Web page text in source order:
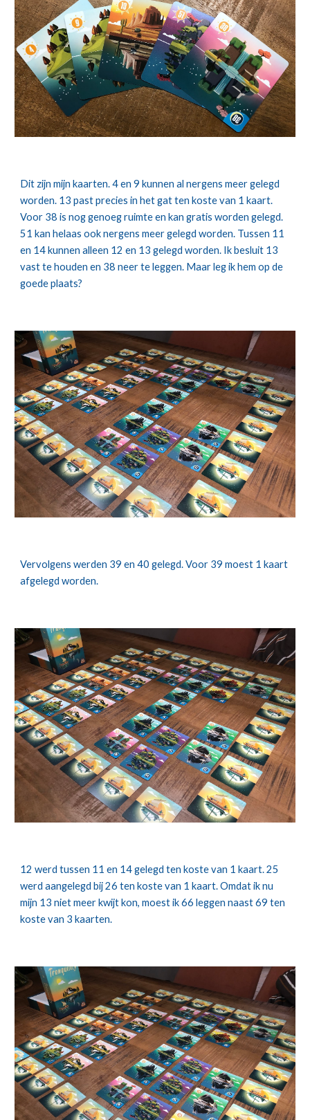
Dit zijn mijn kaarten. 4 en 9 kunnen al nergens meer gelegd
worden. 13 past precies in het gat ten koste van 1 kaart.
Voor 38 is nog genoeg ruimte en kan gratis worden gelegd.
51 kan helaas ook nergens meer gelegd worden. Tussen 11
en 14 kunnen alleen 12 en 13 gelegd worden. Ik besluit 13
vast te houden en 38 neer te leggen. Maar leg ik hem op de
goede plaats?
Vervolgens werden 39 en 40 gelegd. Voor 39 moest 1 kaart
afgelegd worden.
12 werd tussen 11 en 14 gelegd ten koste van 1 kaart. 25
werd aangelegd bij 26 ten koste van 1 kaart. Omdat ik nu
mijn 13 niet meer kwijt kon, moest ik 66 leggen naast 69 ten
koste van 3 kaarten.